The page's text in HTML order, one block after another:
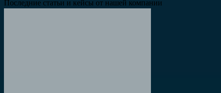
Последние статьи и кейсы от нашей компании